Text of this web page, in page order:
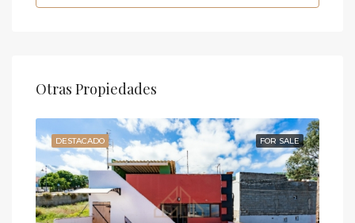
Otras Propiedades
FOR SALE
DESTACADO